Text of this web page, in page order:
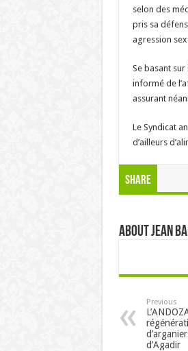
selon des
pris sa
agression
Se basant sur
informé de
assurant
Le Syndicat
d’ailleurs
Share
About Jean
Previous
d’Agadir